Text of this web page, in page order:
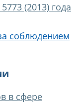
(2013) года
соблюдением
в сфере